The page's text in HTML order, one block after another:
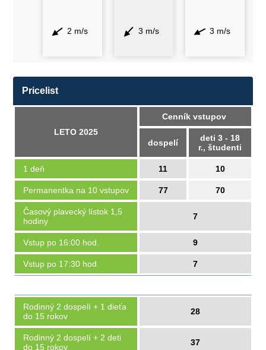
2 m/s 3 m/s 3 m/s
Pricelist
LETO 2025
Cenník vstupov
dospelí
deti 3 - 18
r., študenti
1 deň 11 10
Permanentka na 10 vstupov 77 70
Časový plavecký lístok 1,5
hodiny
7
Vstup po 16:00 hod. 9
Vstup po 17:30 hod. 7
Rodinný 2 dospelí + 1 dieťa
do 15 rokov
28
Rodinný 2 dospelí + 2 deti
do 15 rokov
37